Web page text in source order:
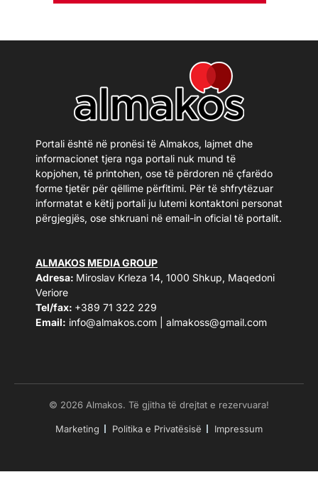
Portali është në pronësi të Almakos, lajmet dhe
informacionet tjera nga portali nuk mund të
kopjohen, të printohen, ose të përdoren në çfarëdo
forme tjetër për qëllime përfitimi. Për të shfrytëzuar
informatat e këtij portali ju lutemi kontaktoni personat
përgjegjës, ose shkruani në email-in oficial të portalit.
ALMAKOS MEDIA GROUP
Adresa: Miroslav Krleza 14, 1000 Shkup, Maqedoni
Veriore
Tel/fax: +389 71 322 229
Email: info@almakos.com almakoss@gmail.com
© 2026 Almakos. Të gjitha të drejtat e rezervuara!
Marketing Politika e Privatësisë Impressum